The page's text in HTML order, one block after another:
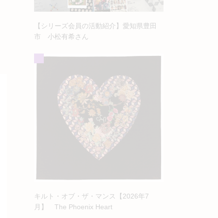
【シリーズ会員の活動紹介】愛知県豊田
市 小松有希さん
キルト・オブ・ザ・マンス【2026年7
月】 The Phoenix Heart